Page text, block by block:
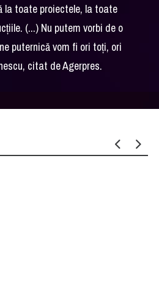
la toate proiectele, la toate
(...) Nu putem vorbi de o
puternică vom fi ori toţi, ori
citat de Agerpres.